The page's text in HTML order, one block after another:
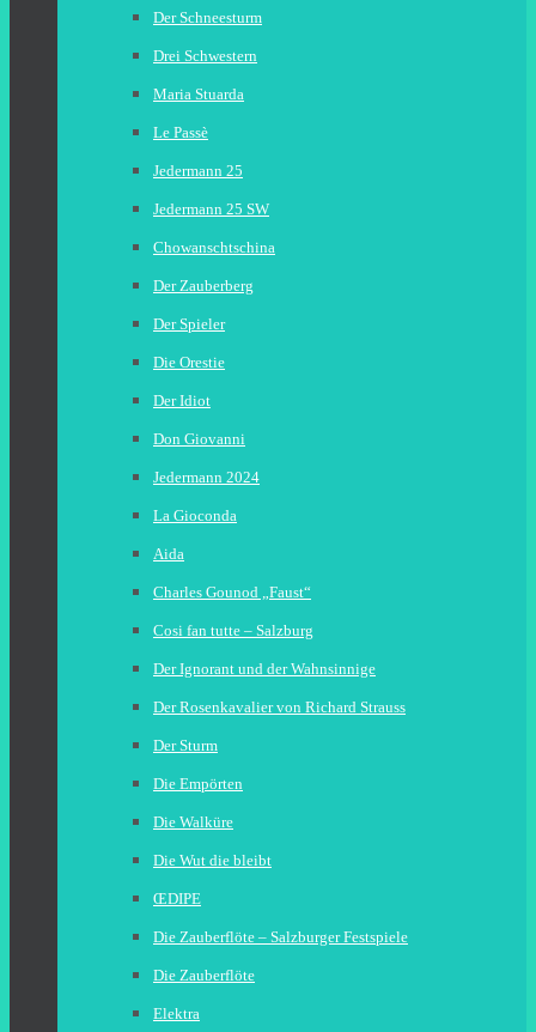
Der Schneesturm
Drei Schwestern
Maria Stuarda
Le Passè
Jedermann 25
Jedermann 25 SW
Chowanschtschina
Der Zauberberg
Der Spieler
Die Orestie
Der Idiot
Don Giovanni
Jedermann 2024
La Gioconda
Aida
Charles Gounod „Faust“
Cosi fan tutte – Salzburg
Der Ignorant und der Wahnsinnige
Der Rosenkavalier von Richard Strauss
Der Sturm
Die Empörten
Die Walküre
Die Wut die bleibt
ŒDIPE
Die Zauberflöte – Salzburger Festspiele
Die Zauberflöte
Elektra